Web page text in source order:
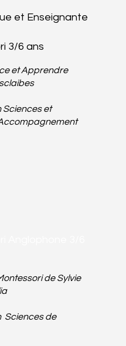
et Enseignante
3/6 ans
et Apprendre
Sciences et
de Sylvie
Sciences de